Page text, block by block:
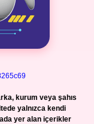
kurum veya şahıs
yalnızca kendi
yer alan içerikler